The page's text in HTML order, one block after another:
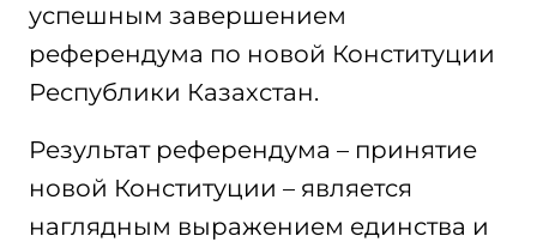
успешным завершением
референдума по новой Конституции
Республики Казахстан.
Результат референдума – принятие
новой Конституции – является
наглядным выражением единства и